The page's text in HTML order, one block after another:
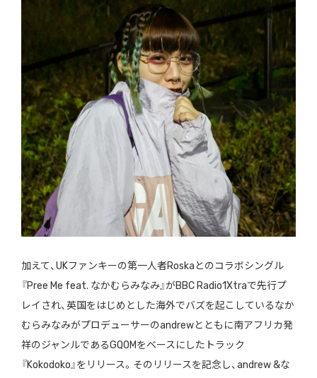
加えて、UKファンキーの第一人者Roskaとのコラボシングル
『Pree Me feat. なかむらみなみ』がBBC Radio1Xtraで先行プ
レイされ、英国をはじめとした海外でバズを起こしているなか
むらみなみがプロデューサーのandrewとともに南アフリカ発
祥のジャンルであるGQOMをベースにしたトラック
『Kokodoko』をリリース。そのリリースを記念し、andrew &な